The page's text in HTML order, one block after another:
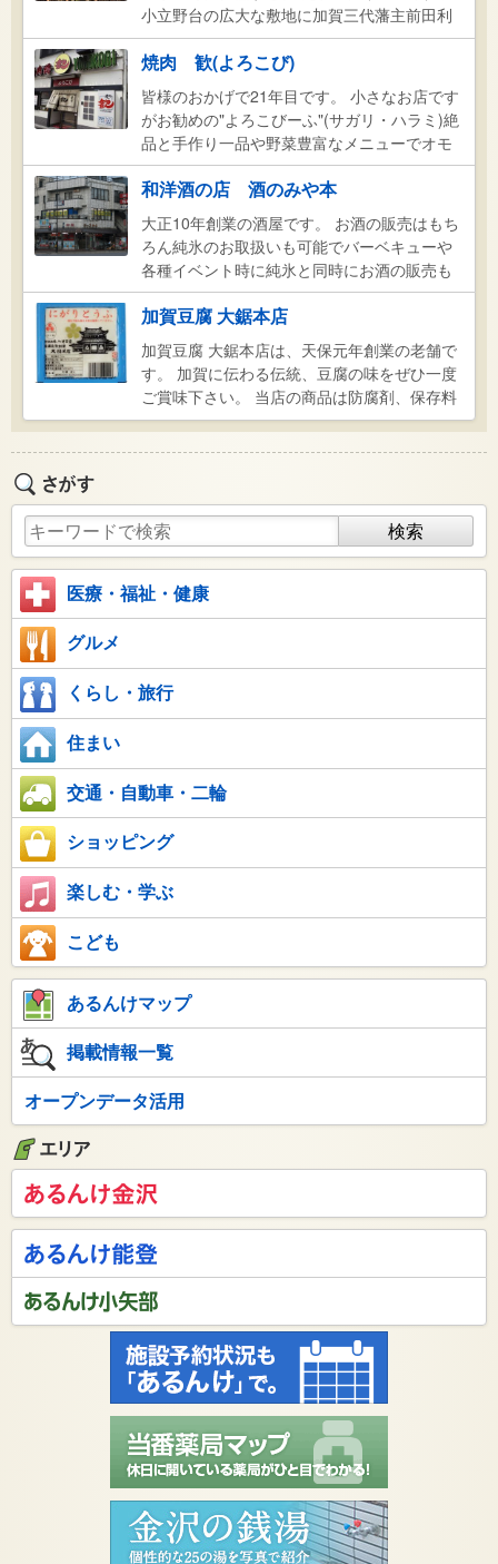
水のこれらが小立庵の生命線です。 兼六園か
ら車で五分で80名様収容可能です。
小立野台の広大な敷地に加賀三代藩主前田利
常公が正室珠姫菩提のため創建し翌年(寛永元
年)徳川家康公が崇敬した巨山泉滴(こさんせ
んてき)和尚を長安寺(千葉県)より招き開山し
た。 本堂の一角に再現した御殿を舞台に六体
の「からくり人形」が演じる「珠姫・天徳院
物語」は木偶師(でくし)8代目玉屋庄兵衛氏が
伝統の手法と新たな技術で上演しており天徳
院の見どころの一つでもある。 また、曹洞宗
の真髄を象徴した庭として珍しい庭園は茶席
に座して眺望、鑑賞することも可能です。※庭
園は別名黙照禅庭(もくしょうぜんてい)とも
いう ※拝観料 大人500円 中学生300円 小学
生200円
焼肉 歓(よろこび)
皆様のおかげで21年目です。 小さなお店です
がお勧めの"よろこびーふ"(サガリ・ハラミ)絶
品と手作り一品や野菜豊富なメニューでオモ
ニ一役の女将がお迎え致します。 席数が少な
い為、ぜひご予約してお越しください。 076-
224-2929 090-1636-1988水口へ
和洋酒の店 酒のみや本
大正10年創業の酒屋です。 お酒の販売はもち
ろん純氷のお取扱いも可能でバーベキューや
各種イベント時に純氷と同時にお酒の販売も
可能です。
加賀豆腐 大鋸本店
加賀豆腐 大鋸本店は、天保元年創業の老舗で
す。 加賀に伝わる伝統、豆腐の味をぜひ一度
ご賞味下さい。 当店の商品は防腐剤、保存料
等一切使用しておりません。 自然食品ですか
医療・福祉・健康
グルメ
くらし・旅行
住まい
交通・自動車・二輪
ショッピング
楽しむ・学ぶ
こども
あるんけマップ
掲載情報一覧
オープンデータ活用